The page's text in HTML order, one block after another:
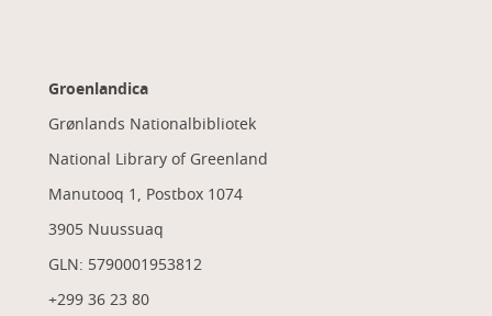
Groenlandica
Grønlands Nationalbibliotek
National Library of Greenland
Manutooq 1, Postbox 1074
3905 Nuussuaq
GLN: 5790001953812
+299 36 23 80